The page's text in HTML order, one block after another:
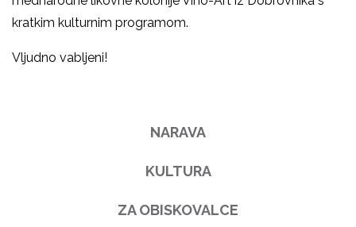
kratkim kulturnim programom.
Vljudno vabljeni!
NARAVA
KULTURA
ZA OBISKOVALCE